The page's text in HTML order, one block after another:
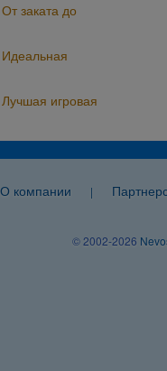
заката до
игровая
О компании |
© 2002-2026